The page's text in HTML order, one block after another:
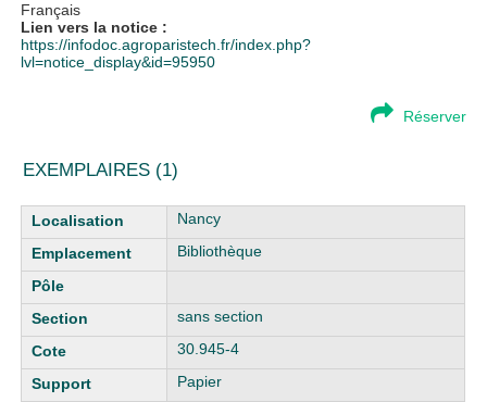
Français
Lien vers la notice :
https://infodoc.agroparistech.fr/index.php?
lvl=notice_display&id=95950
Réserver
EXEMPLAIRES (1)
Liste des exemplaires
Nancy
Bibliothèque
sans section
30.945-4
Papier